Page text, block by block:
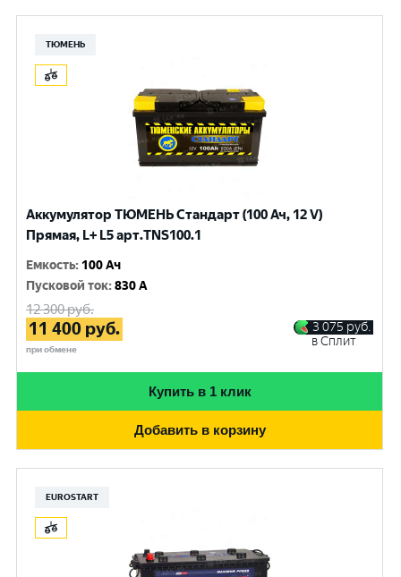
ТЮМЕНЬ
Аккумулятор ТЮМЕНЬ Стандарт (100 Ач, 12 V)
Прямая, L+ L5 арт.TNS100.1
Емкость: 100 Ач
Пусковой ток:830 A
12 300руб.
11 400 руб.
при обмене
3 075 руб.
в Сплит
Купить в 1 клик
Добавить в корзину
EUROSTART